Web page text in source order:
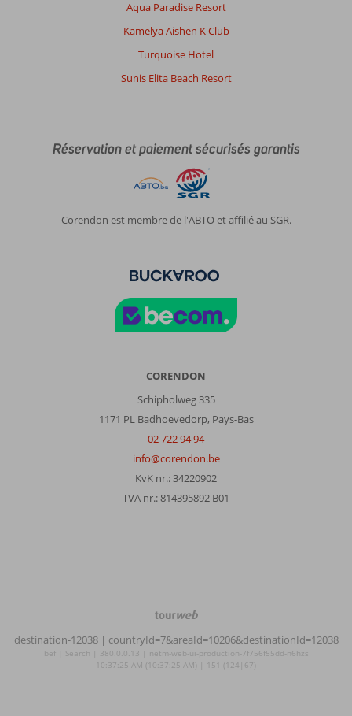
Aqua Paradise Resort
Kamelya Aishen K Club
Turquoise Hotel
Sunis Elita Beach Resort
Réservation et paiement sécurisés garantis
Corendon est membre de l'ABTO et affilié au SGR.
CORENDON
Schipholweg 335
1171 PL Badhoevedorp, Pays-Bas
02 722 94 94
info@corendon.be
KvK nr.: 34220902
TVA nr.: 814395892 B01
TourWeb
NetMatch
destination-12038 | countryId=7&areaId=10206&destinationId=12038
bef | Search | 380.0.0.13 | netm-web-ui-production-7f756f55dd-n6hzs
10:37:25 AM (10:37:25 AM) | 151 (124|67)